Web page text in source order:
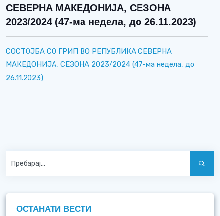
СЕВЕРНА МАКЕДОНИЈА, СЕЗОНА
2023/2024 (47-ма недела, до 26.11.2023)
СОСТОЈБА СО ГРИП ВО РЕПУБЛИКА СЕВЕРНА
МАКЕДОНИЈА, СЕЗОНА 2023/2024 (47-ма недела, до
26.11.2023)
ОСТАНАТИ ВЕСТИ